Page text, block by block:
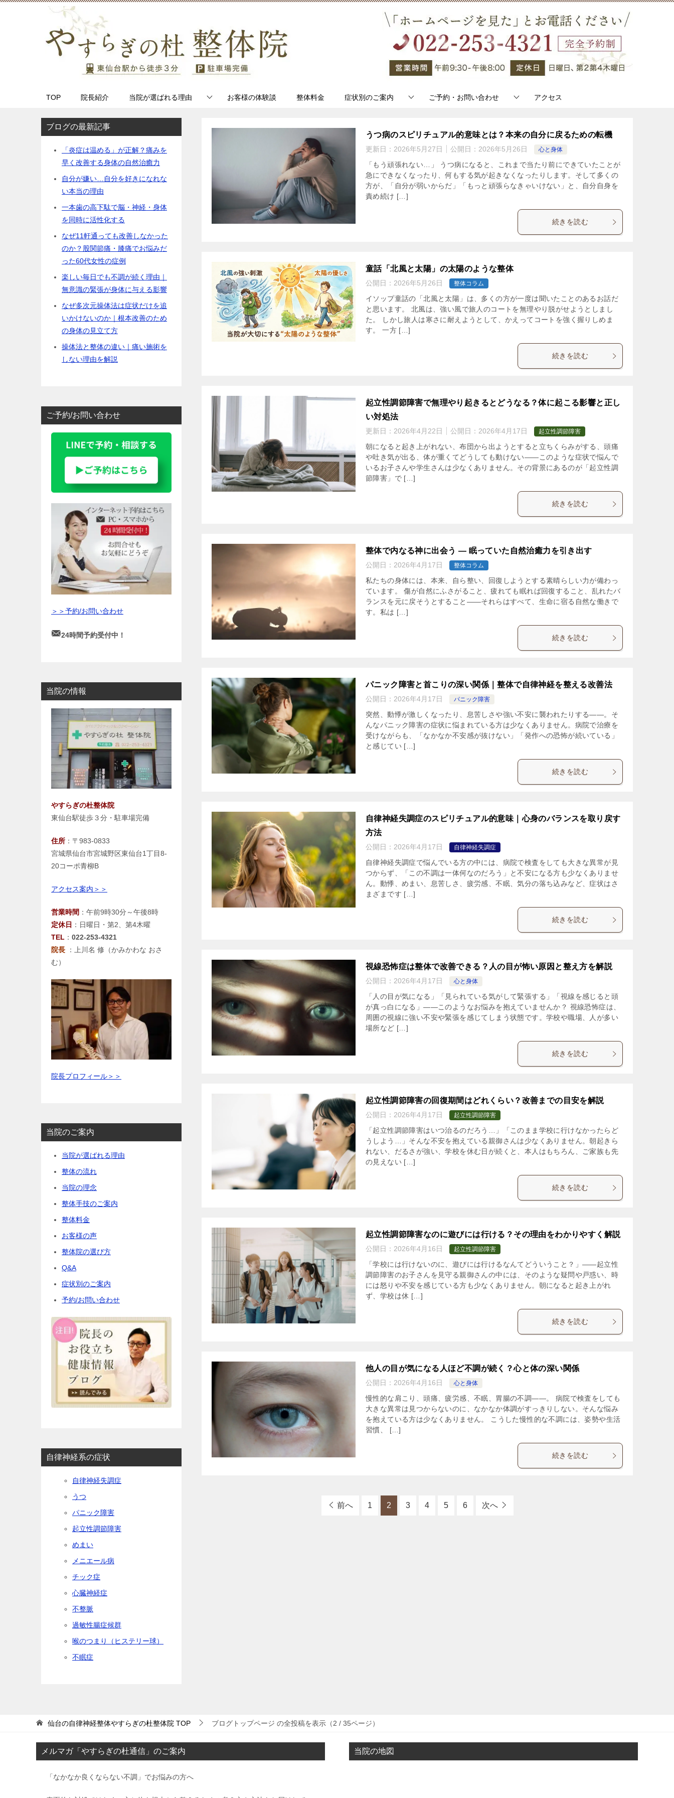
TOP 院長紹介 当院が選ばれる理由 お客様の体験談 整体料金 症状別のご案内 ご予約・お問い合わせ アクセス
うつ病のスピリチュアル的意味とは？本来の自分に戻るための転機
更新日： 2026年5月27日 公開日： 2026年5月26日 心と身体
「もう頑張れない…」 うつ病になると、これまで当たり前にできていたことが
急にできなくなったり、何もする気が起きなくなったりします。そして多くの
方が、「自分が弱いからだ」「もっと頑張らなきゃいけない」と、自分自身を
責め続け […]
続きを読む
童話「北風と太陽」の太陽のような整体
公開日： 2026年5月26日 整体コラム
イソップ童話の「北風と太陽」は、多くの方が一度は聞いたことのあるお話だ
と思います。 北風は、強い風で旅人のコートを無理やり脱がせようとしまし
た。 しかし旅人は寒さに耐えようとして、かえってコートを強く握りしめま
す。 一方 […]
続きを読む
起立性調節障害で無理やり起きるとどうなる？体に起こる影響と正し
い対処法
更新日： 2026年4月22日 公開日： 2026年4月17日 起立性調節障害
朝になると起き上がれない、布団から出ようとすると立ちくらみがする、頭痛
や吐き気が出る、体が重くてどうしても動けない――このような症状で悩んで
いるお子さんや学生さんは少なくありません。その背景にあるのが「起立性調
節障害」で […]
続きを読む
整体で内なる神に出会う ― 眠っていた自然治癒力を引き出す
公開日： 2026年4月17日 整体コラム
私たちの身体には、本来、自ら整い、回復しようとする素晴らしい力が備わっ
ています。 傷が自然にふさがること、疲れても眠れば回復すること、乱れたバ
ランスを元に戻そうとすること――それらはすべて、生命に宿る自然な働きで
す。私は […]
続きを読む
パニック障害と首こりの深い関係｜整体で自律神経を整える改善法
公開日： 2026年4月17日 パニック障害
突然、動悸が激しくなったり、息苦しさや強い不安に襲われたりする――。そ
んなパニック障害の症状に悩まれている方は少なくありません。病院で治療を
受けながらも、「なかなか不安感が抜けない」「発作への恐怖が続いている」
と感じてい […]
続きを読む
自律神経失調症のスピリチュアル的意味｜心身のバランスを取り戻す
方法
公開日： 2026年4月17日 自律神経失調症
自律神経失調症で悩んでいる方の中には、病院で検査をしても大きな異常が見
つからず、「この不調は一体何なのだろう」と不安になる方も少なくありませ
ん。動悸、めまい、息苦しさ、疲労感、不眠、気分の落ち込みなど、症状はさ
まざまです […]
続きを読む
視線恐怖症は整体で改善できる？人の目が怖い原因と整え方を解説
公開日： 2026年4月17日 心と身体
「人の目が気になる」「見られている気がして緊張する」「視線を感じると頭
が真っ白になる」――このようなお悩みを抱えていませんか？ 視線恐怖症は、
周囲の視線に強い不安や緊張を感じてしまう状態です。学校や職場、人が多い
場所など […]
続きを読む
起立性調節障害の回復期間はどれくらい？改善までの目安を解説
公開日： 2026年4月17日 起立性調節障害
「起立性調節障害はいつ治るのだろう…」「このまま学校に行けなかったらど
うしよう…」そんな不安を抱えている親御さんは少なくありません。朝起きら
れない、だるさが強い、学校を休む日が続くと、本人はもちろん、ご家族も先
の見えない […]
続きを読む
起立性調節障害なのに遊びには行ける？その理由をわかりやすく解説
公開日： 2026年4月16日 起立性調節障害
「学校には行けないのに、遊びには行けるなんてどういうこと？」――起立性
調節障害のお子さんを見守る親御さんの中には、そのような疑問や戸惑い、時
には怒りや不安を感じている方も少なくありません。朝になると起き上がれ
ず、学校は休 […]
続きを読む
他人の目が気になる人ほど不調が続く？心と体の深い関係
公開日： 2026年4月16日 心と身体
慢性的な肩こり、頭痛、疲労感、不眠、胃腸の不調――。 病院で検査をしても
大きな異常は見つからないのに、なかなか体調がすっきりしない。そんな悩み
を抱えている方は少なくありません。 こうした慢性的な不調には、姿勢や生活
習慣、 […]
続きを読む
前へ 1 2 3 4 5 6 次へ
ブログの最新記事
「炎症は温める」が正解？痛みを
早く改善する身体の自然治癒力
自分が嫌い…自分を好きになれな
い本当の理由
一本歯の高下駄で脳・神経・身体
を同時に活性化する
なぜ11軒通っても改善しなかった
のか？股関節痛・膝痛でお悩みだ
った60代女性の症例
楽しい毎日でも不調が続く理由｜
無意識の緊張が身体に与える影響
なぜ多次元操体法は症状だけを追
いかけないのか｜根本改善のため
の身体の見立て方
操体法と整体の違い｜痛い施術を
しない理由を解説
ご予約/お問い合わせ
＞＞予約/お問い合わせ
24時間予約受付中！
当院の情報
やすらぎの杜整体院
東仙台駅徒歩３分・駐車場完備
住所 ：〒983-0833
宮城県仙台市宮城野区東仙台1丁目8-
20コーポ青柳B
アクセス案内＞＞
営業時間 ：午前9時30分～午後8時
定休日 ：日曜日・第2、第4木曜
TEL ： 022-253-4321
院長 ：上川名 修（かみかわな おさ
む）
院長プロフィール＞＞
当院のご案内
当院が選ばれる理由
整体の流れ
当院の理念
整体手技のご案内
整体料金
お客様の声
整体院の選び方
Q&A
症状別のご案内
予約/お問い合わせ
自律神経系の症状
自律神経失調症
うつ
パニック障害
起立性調節障害
めまい
メニエール病
チック症
心臓神経症
不整脈
過敏性腸症候群
喉のつまり（ヒステリー球）
不眠症
仙台の自律神経整体やすらぎの杜整体院 TOP ブログトップページ の全投稿を表示（2 / 35ページ）
メルマガ「やすらぎの杜通信」のご案内
「なかなか良くならない不調」でお悩みの方へ
当院の地図